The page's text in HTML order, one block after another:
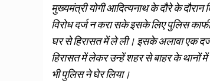
मुख्यमंत्री योगी आदित्यनाथ के दौरे के
विरोध दर्ज न करा सके इसके लिए पुलिस
घर से हिरासत में ले ली। इसके अलावा एक
हिरासत में लेकर उन्हें शहर से बाहर के थानों
भी पुलिस ने घेर लिया।